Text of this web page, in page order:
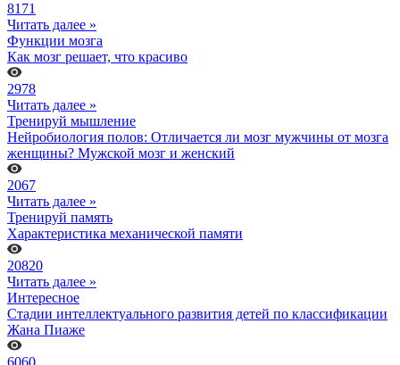
8171
Читать далее »
Функции мозга
Как мозг решает, что красиво
2978
Читать далее »
Тренируй мышление
Нейробиология полов: Отличается ли мозг мужчины от мозга
женщины? Мужской мозг и женский
2067
Читать далее »
Тренируй память
Характеристика механической памяти
20820
Читать далее »
Интересное
Стадии интеллектуального развития детей по классификации
Жана Пиаже